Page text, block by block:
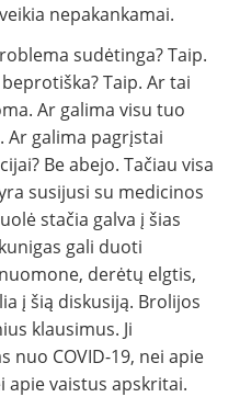
nepakankamai.
sudėtinga? Taip.
Taip. Ar tai
Ar galima visu tuo
Ar galima pagrįstai
Be abejo. Tačiau visa
susijusi su medicinos
stačia galva į šias
gali duoti
derėtų elgtis,
į šią diskusiją. Brolijos
klausimus. Ji
nuo COVID-19, nei apie
apie vaistus apskritai.